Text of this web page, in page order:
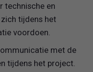
technische en
tijdens het
voordoen.
met de
tijdens het project.